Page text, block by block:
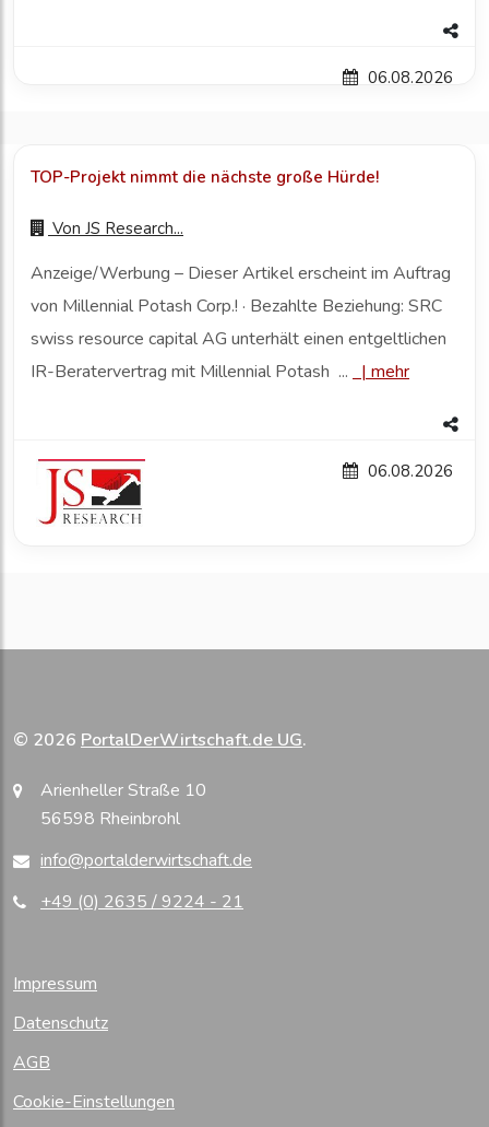
06.08.2026
TOP-Projekt nimmt die nächste große Hürde!
Von JS Research...
Anzeige/Werbung – Dieser Artikel erscheint im Auftrag
von Millennial Potash Corp.! · Bezahlte Beziehung: SRC
swiss resource capital AG unterhält einen entgeltlichen
IR-Beratervertrag mit Millennial Potash ...
| mehr
06.08.2026
© 2026 PortalDerWirtschaft.de UG.
Arienheller Straße 10
56598 Rheinbrohl
info@portalderwirtschaft.de
+49 (0) 2635 / 9224 - 21
Impressum
Datenschutz
AGB
Cookie-Einstellungen